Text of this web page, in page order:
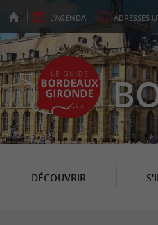
L'AGENDA ADRESSES
DÉCOUVRIR